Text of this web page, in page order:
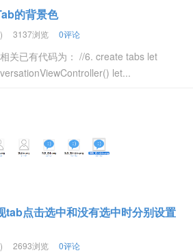
的背景色
3137浏览 0评论
关已有代码为： //6. create tabs let
let...
tab点击选中和没有选中时分别设置
2693浏览 0评论